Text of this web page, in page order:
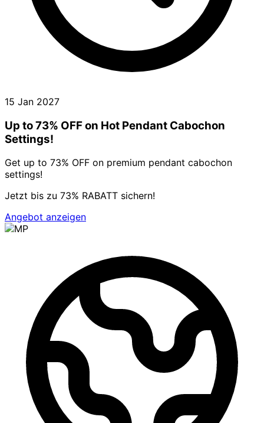
15 Jan 2027
Up to 73% OFF on Hot Pendant Cabochon
Settings!
Get up to 73% OFF on premium pendant cabochon
settings!
Jetzt bis zu 73% RABATT sichern!
Angebot anzeigen